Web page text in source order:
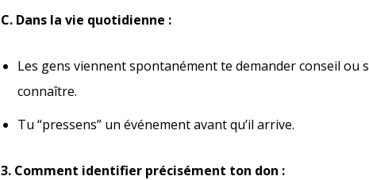
C. Dans la vie quotidienne :
Les gens viennent spontanément te demander conseil ou
connaître.
Tu “pressens” un événement avant qu’il arrive.
3. Comment identifier précisément ton don :